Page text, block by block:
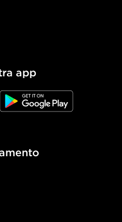
app
JD Google Play